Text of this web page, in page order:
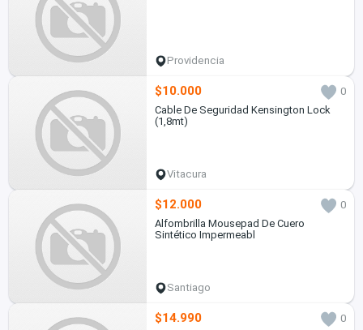
Providencia
$10.000
0
Cable De Seguridad Kensington Lock
(1,8mt)
Vitacura
$12.000
0
Alfombrilla Mousepad De Cuero
Sintético Impermeabl
Santiago
$14.990
0